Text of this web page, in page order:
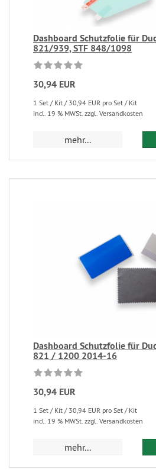
Dashboard Schutzfolie für
821/939, STF 848/1098
30,94 EUR
1 Set / Kit / 30,94 EUR pro Set / Kit
incl. 19 % MWSt. zzgl. Versandkosten
mehr...
Dashboard Schutzfolie für
821 / 1200 2014-16
30,94 EUR
1 Set / Kit / 30,94 EUR pro Set / Kit
incl. 19 % MWSt. zzgl. Versandkosten
mehr...